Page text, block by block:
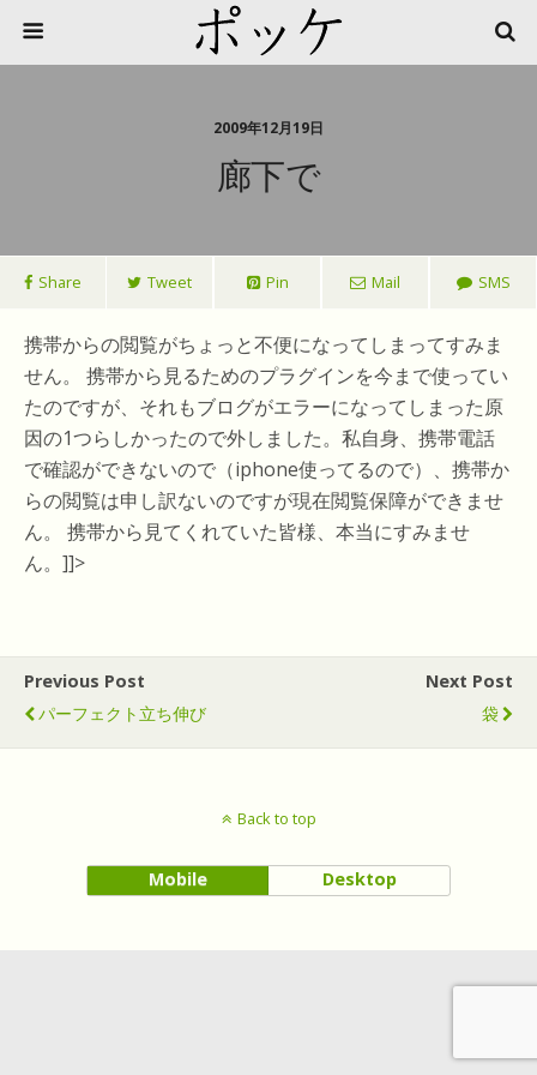
2009年12月19日
廊下で
Share Tweet Pin Mail SMS
携帯からの閲覧がちょっと不便になってしまってすみま
せん。 携帯から見るためのプラグインを今まで使ってい
たのですが、それもブログがエラーになってしまった原
因の1つらしかったので外しました。私自身、携帯電話
で確認ができないので（iphone使ってるので）、携帯か
らの閲覧は申し訳ないのですが現在閲覧保障ができませ
ん。 携帯から見てくれていた皆様、本当にすみませ
ん。]]>
Previous Post
パーフェクト立ち伸び
Next Post
袋
Back to top
Mobile Desktop